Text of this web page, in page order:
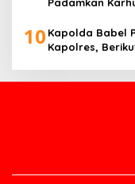
Padamkan
10 Kapolda Babel
Kapolres,